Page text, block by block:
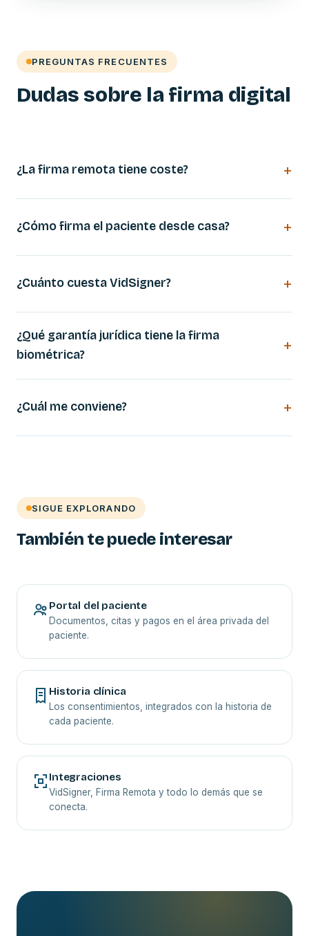
PREGUNTAS FRECUENTES
Dudas sobre la firma digital
¿La firma remota tiene coste?
¿Cómo firma el paciente desde casa?
¿Cuánto cuesta VidSigner?
¿Qué garantía jurídica tiene la firma
biométrica?
¿Cuál me conviene?
SIGUE EXPLORANDO
También te puede interesar
Portal del paciente
Documentos, citas y pagos en el área privada del
paciente.
Historia clínica
Los consentimientos, integrados con la historia de
cada paciente.
Integraciones
VidSigner, Firma Remota y todo lo demás que se
conecta.